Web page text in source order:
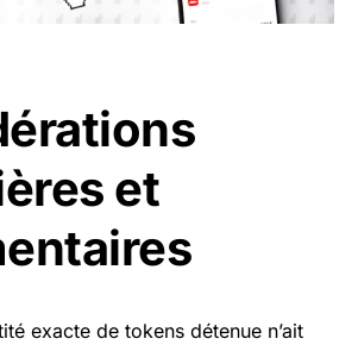
et
exacte de tokens détenue n’ait